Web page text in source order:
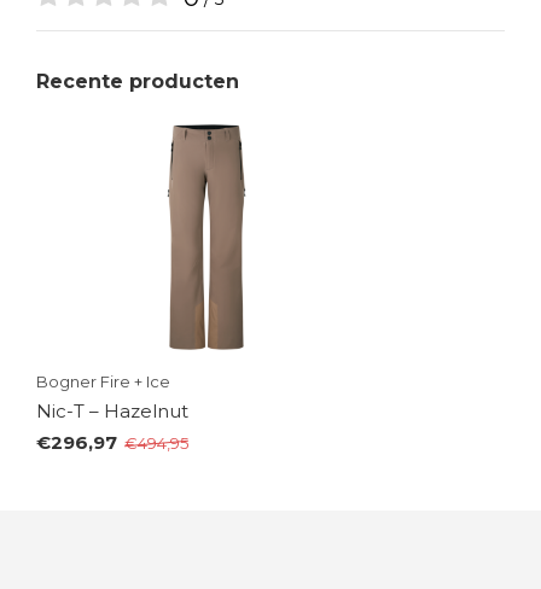
Recente producten
Bogner Fire + Ice
Nic-T – Hazelnut
€296,97 €494,95